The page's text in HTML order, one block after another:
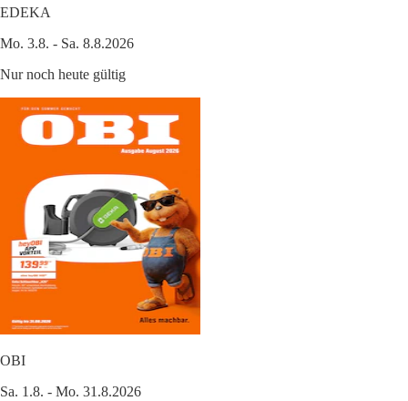
EDEKA
Mo. 3.8. - Sa. 8.8.2026
Nur noch heute gültig
OBI
Sa. 1.8. - Mo. 31.8.2026